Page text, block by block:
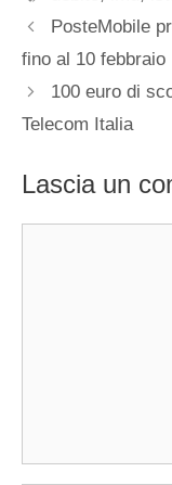
PosteMobile
fino al 10 febbraio
100 euro di
Telecom Italia
Lascia un